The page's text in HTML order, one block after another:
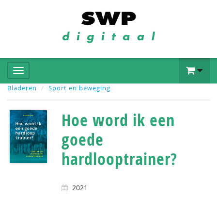
Bladeren Sport en beweging
Hoe word ik een
goede
hardlooptrainer?
2021